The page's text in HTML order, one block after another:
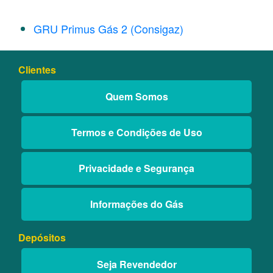
GRU Primus Gás 2 (Consigaz)
Clientes
Quem Somos
Termos e Condições de Uso
Privacidade e Segurança
Informações do Gás
Depósitos
Seja Revendedor